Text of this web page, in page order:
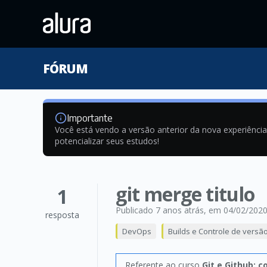
FÓRUM
Importante
Você está vendo a versão anterior da nova
potencializar seus estudos!
1
resposta
git merge titulo
Publicado 7 anos atrás, em 04/02/2020
DevOps Builds e Controle de